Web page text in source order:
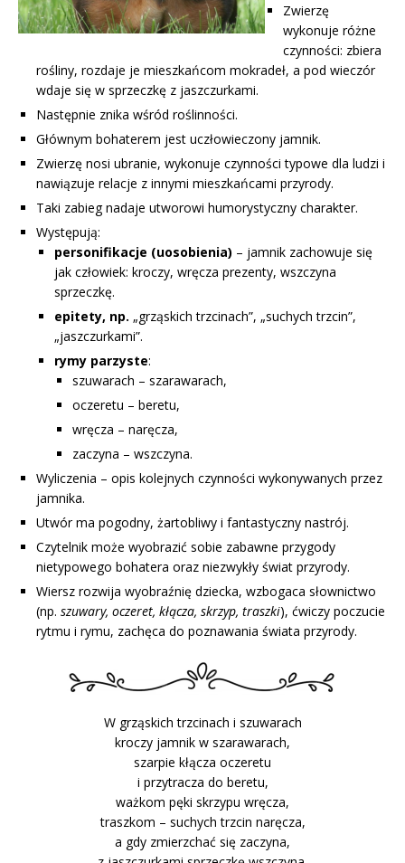
Zwierzę
wykonuje różne
czynności: zbiera
rośliny, rozdaje je mieszkańcom mokradeł, a pod wieczór
wdaje się w sprzeczkę z jaszczurkami.
Następnie znika wśród roślinności.
Głównym bohaterem jest uczłowieczony jamnik.
Zwierzę nosi ubranie, wykonuje czynności typowe dla ludzi i
nawiązuje relacje z innymi mieszkańcami przyrody.
Taki zabieg nadaje utworowi humorystyczny charakter.
Występują:
personifikacje (uosobienia) – jamnik zachowuje się
jak człowiek: kroczy, wręcza prezenty, wszczyna
sprzeczkę.
epitety, np. „grząskich trzcinach”, „suchych trzcin”,
„jaszczurkami”.
rymy parzyste:
szuwarach – szarawarach,
oczeretu – beretu,
wręcza – naręcza,
zaczyna – wszczyna.
Wyliczenia – opis kolejnych czynności wykonywanych przez
jamnika.
Utwór ma pogodny, żartobliwy i fantastyczny nastrój.
Czytelnik może wyobrazić sobie zabawne przygody
nietypowego bohatera oraz niezwykły świat przyrody.
Wiersz rozwija wyobraźnię dziecka, wzbogaca słownictwo
(np. szuwary, oczeret, kłącza, skrzyp, traszki), ćwiczy poczucie
rytmu i rymu, zachęca do poznawania świata przyrody.
W grząskich trzcinach i szuwarach
kroczy jamnik w szarawarach,
szarpie kłącza oczeretu
i przytracza do beretu,
ważkom pęki skrzypu wręcza,
traszkom – suchych trzcin naręcza,
a gdy zmierzchać się zaczyna,